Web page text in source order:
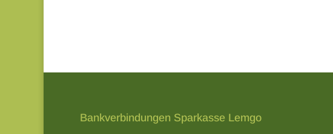
Bankverbindungen Sparkasse Lemgo